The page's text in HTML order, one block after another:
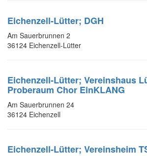
Eichenzell-Lütter; DGH
Am Sauerbrunnen 2
36124 Eichenzell-Lütter
Eichenzell-Lütter; Vereinshaus
Proberaum Chor EinKLANG
Am Sauerbrunnen 24
36124 Eichenzell
Eichenzell-Lütter; Vereinsheim